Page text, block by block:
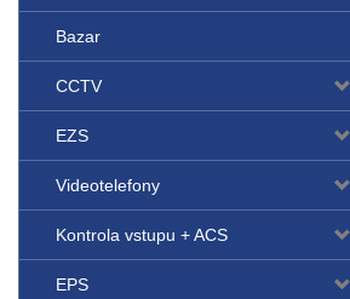
Bazar
CCTV
EZS
Videotelefony
Kontrola vstupu + ACS
EPS